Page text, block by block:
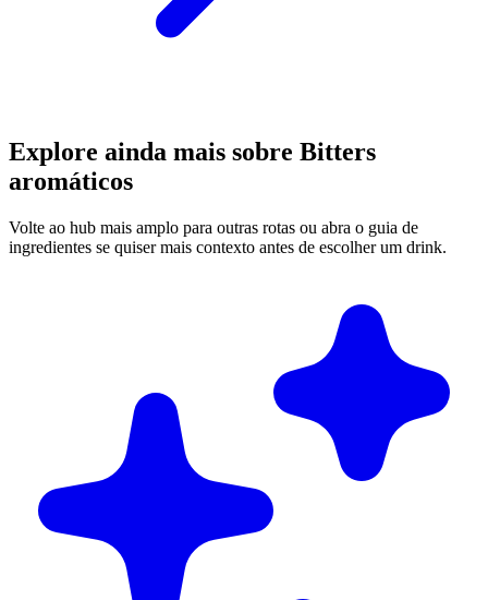
Explore ainda mais sobre Bitters
aromáticos
Volte ao hub mais amplo para outras rotas ou abra o guia de
ingredientes se quiser mais contexto antes de escolher um drink.